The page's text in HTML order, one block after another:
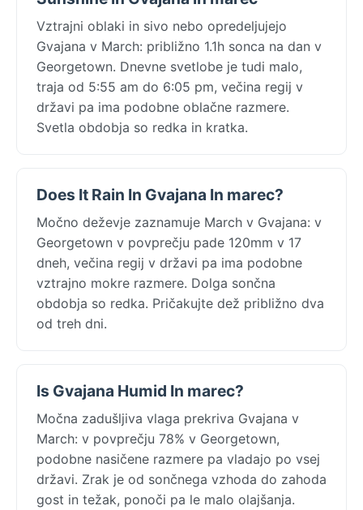
Vztrajni oblaki in sivo nebo opredeljujejo
Gvajana v March: približno 1.1h sonca na dan v
Georgetown. Dnevne svetlobe je tudi malo,
traja od 5:55 am do 6:05 pm, večina regij v
državi pa ima podobne oblačne razmere.
Svetla obdobja so redka in kratka.
Does It Rain In Gvajana In marec?
Močno deževje zaznamuje March v Gvajana: v
Georgetown v povprečju pade 120mm v 17
dneh, večina regij v državi pa ima podobne
vztrajno mokre razmere. Dolga sončna
obdobja so redka. Pričakujte dež približno dva
od treh dni.
Is Gvajana Humid In marec?
Močna zadušljiva vlaga prekriva Gvajana v
March: v povprečju 78% v Georgetown,
podobne nasičene razmere pa vladajo po vsej
državi. Zrak je od sončnega vzhoda do zahoda
gost in težak, ponoči pa le malo olajšanja.